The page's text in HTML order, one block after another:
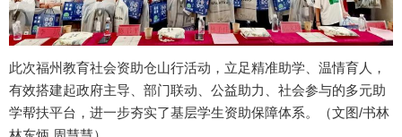
此次福州教育社会资助仓山行活动，立足精准助学、温情育人，
有效搭建起政府主导、部门联动、公益助力、社会参与的多元助
学帮扶平台，进一步夯实了基层学生资助保障体系。（文图/书林